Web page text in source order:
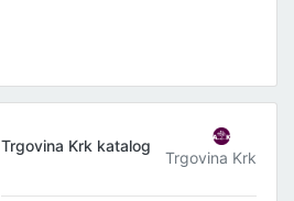
Trgovina Krk katalog
Trgovina Krk